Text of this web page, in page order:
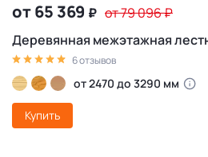
от 65 369 ₽ от 79 096₽
Деревянная межэтажная
6 отзывов
от 2470 до 3290 мм
Купить